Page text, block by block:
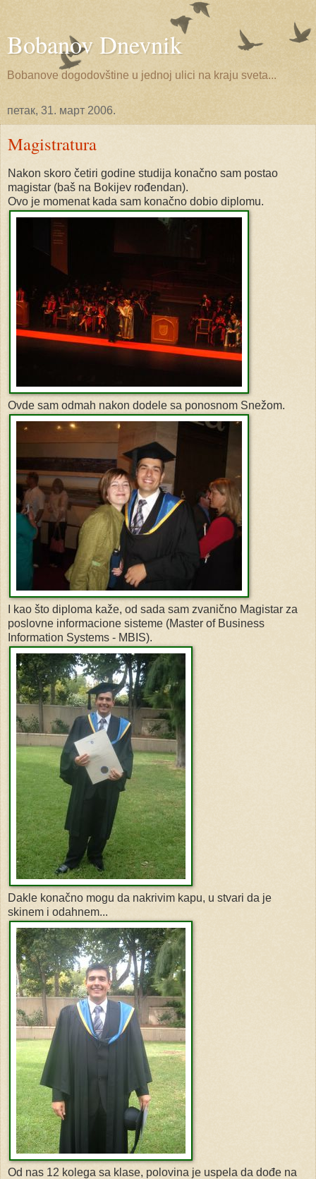
Bobanov Dnevnik
Bobanove dogodovštine u jednoj ulici na kraju sveta...
петак, 31. март 2006.
Magistratura
Nakon skoro četiri godine studija konačno sam postao
magistar (baš na Bokijev rođendan).
Ovo je momenat kada sam konačno dobio diplomu.
Ovde sam odmah nakon dodele sa ponosnom Snežom.
I kao što diploma kaže, od sada sam zvanično Magistar za
poslovne informacione sisteme (Master of Business
Information Systems - MBIS).
Dakle konačno mogu da nakrivim kapu, u stvari da je
skinem i odahnem...
Od nas 12 kolega sa klase, polovina je uspela da dođe na